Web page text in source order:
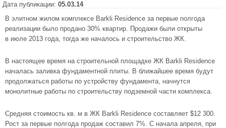
Дата публикации: 05.03.14
В элитном жилом комплексе Barkli Residence за первые полгода
реализации было продано 30% квартир. Продажи были открыты
в июле 2013 года, тогда же началось и строительство ЖК.
В настоящее время на строительной площадке ЖК Barkli Residence
началась заливка фундаментной плиты. В ближайшее время будут
продолжаться работы по устройству фундамента, начнутся
монолитные работы по строительству подземной части комплекса.
Средняя стоимость кв. м в ЖК Barkli Residence составляет $12 300.
Рост за первые полгода продаж составил 7%. С начала апреля, при